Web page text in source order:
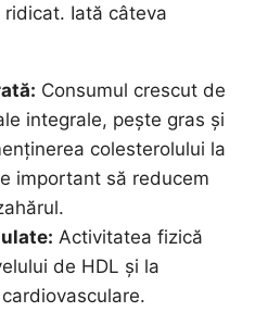
Iată câteva
Consumul crescut de
integrale, pește gras și
colesterolului la
important să reducem
Activitatea fizică
de HDL și la